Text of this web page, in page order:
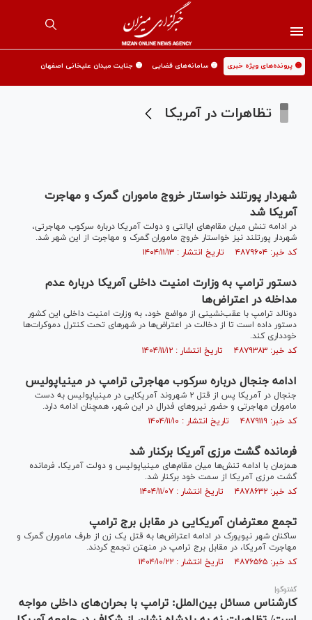
🟡 پرونده‌های ویژه خبری 🟡 سامانه‌های قضایی 🟡 جنایت میدان علیخانی اصفهان
تظاهرات در آمریکا
شهردار پورتلند خواستار خروج ماموران گمرک و مهاجرت
آمریکا شد
در ادامه تنش میان مقام‌های ایالتی و دولت آمریکا درباره سرکوب مهاجرتی،
شهردار پورتلند نیز خواستار خروج ماموران گمرک و مهاجرت از این شهر شد.
کد خبر: ۴۸۷۹۶۰۴ تاریخ انتشار : ۱۴۰۴/۱۱/۱۳
دستور ترامپ به وزارت امنیت داخلی آمریکا درباره عدم
مداخله در اعتراض‌ها
دونالد ترامپ با عقب‌نشینی از مواضع خود، به وزارت امنیت داخلی این کشور
دستور داده است تا از دخالت در اعتراض‌ها در شهر‌های تحت کنترل دموکرات‌ها
خودداری کند.
کد خبر: ۴۸۷۹۳۸۳ تاریخ انتشار : ۱۴۰۴/۱۱/۱۲
ادامه جنجال درباره سرکوب مهاجرتی ترامپ در مینیاپولیس
جنجال در آمریکا پس از قتل ۲ شهروند آمریکایی در مینیاپولیس به دست
ماموران مهاجرتی و حضور نیرو‌های فدرال در این شهر، همچنان ادامه دارد.
کد خبر: ۴۸۷۹۱۱۹ تاریخ انتشار : ۱۴۰۴/۱۱/۱۰
فرمانده گشت مرزی آمریکا برکنار شد
همزمان با ادامه تنش‌ها میان مقام‌های مینیاپولیس و دولت آمریکا، فرمانده
گشت مرزی آمریکا از سمت خود برکنار شد.
کد خبر: ۴۸۷۸۶۳۲ تاریخ انتشار : ۱۴۰۴/۱۱/۰۷
تجمع معترضان آمریکایی در مقابل برج ترامپ
ساکنان شهر نیویورک در ادامه اعتراض‌‌ها به قتل یک زن از طرف ماموران گمرک و
مهاجرت آمریکا، در مقابل برج ترامپ در منهتن تجمع کردند.
کد خبر: ۴۸۷۶۵۶۵ تاریخ انتشار : ۱۴۰۴/۱۰/۲۲
گفت‎وگو|
کارشناس مسائل بین‌الملل: ترامپ با بحران‌های داخلی مواجه